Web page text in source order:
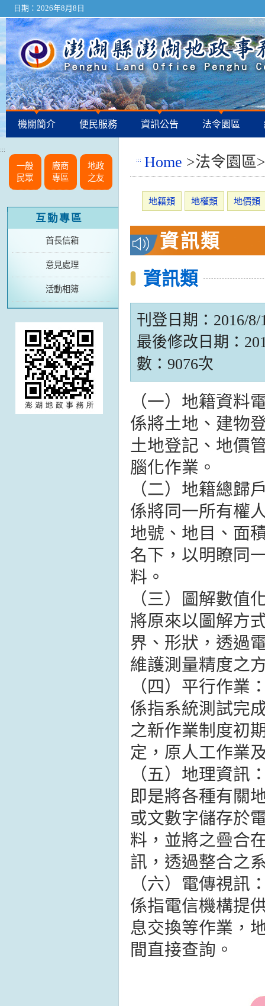
日期：2026年8月8日
機關簡介 便民服務 資訊公告 法令園區
:::
一般
民眾
廠商
專區
地政
之友
互動專區
首長信箱
意見處理
活動相簿
::: Home >法令園區>
地籍類 地權類 地價類
資訊類
資訊類
刊登日期：2016/8/
最後修改日期：
數：9076次
（一）地籍資料
係將土地、建物
土地登記、地價
腦化作業。
（二）地籍總歸
係將同一所有權
地號、地目、面
名下，以明瞭同
料。
（三）圖解數值
將原來以圖解方
界、形狀，透過
維護測量精度之
（四）平行作業
係指系統測試完
之新作業制度初
定，原人工作業
（五）地理資訊
即是將各種有關
或文數字儲存於
料，並將之疊合
訊，透過整合之
（六）電傳視訊
係指電信機構提
息交換等作業，
間直接查詢。